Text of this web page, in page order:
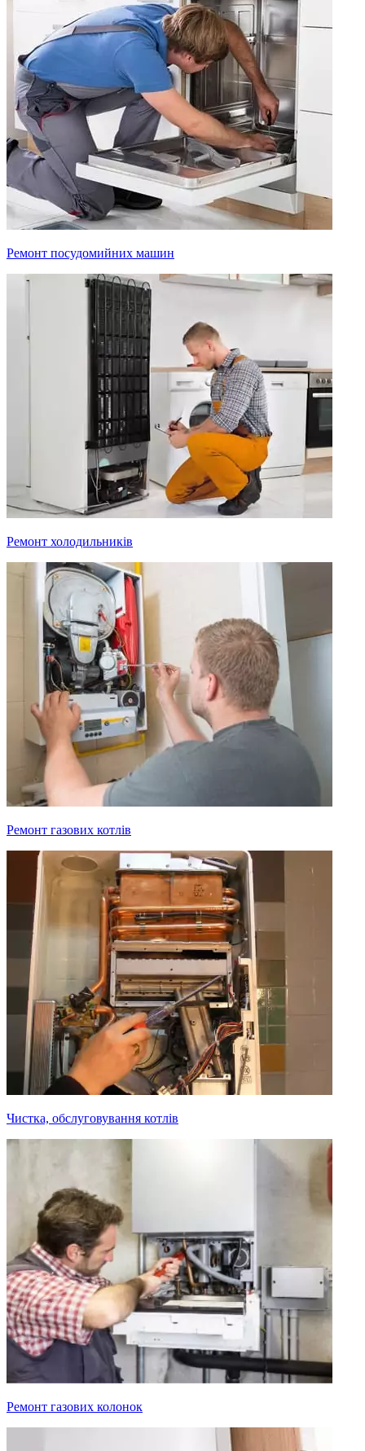
Ремонт посудомийних машин
Ремонт холодильників
Ремонт газових котлів
Чистка, обслуговування котлів
Ремонт газових колонок